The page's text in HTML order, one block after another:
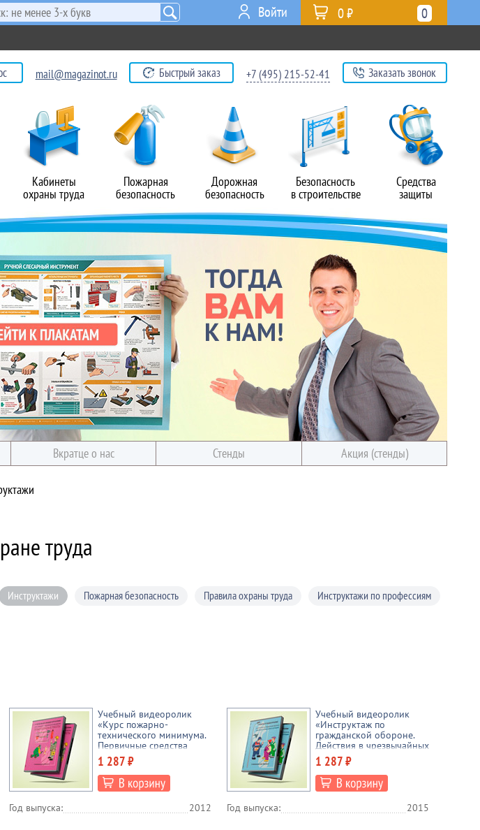
Кабинеты
охраны труда
Пожарная
безопасность
Дорожная
безопасность
Безопасность
в строительстве
Средства
защиты
0
0 ₽
Войти
mail@magazinot.ru Быстрый заказ +7 (495) 215-52-41 Заказать звонок
Вкратце о нас Стенды Акция (стенды)
труда
Инструктажи Пожарная безопасность Правила охраны труда
Инструктажи по профессиям
Учебный видеоролик
«Курс пожарно-
технического минимума.
Первичные средства
пожаротушения» (2012 г.)
1 287 ₽
Год выпуска: 2012
Учебный видеоролик
«Инструктаж по
гражданской обороне.
Действия в чрезвычайных
ситуациях» (2015 г.)
1 287 ₽
Год выпуска: 2015